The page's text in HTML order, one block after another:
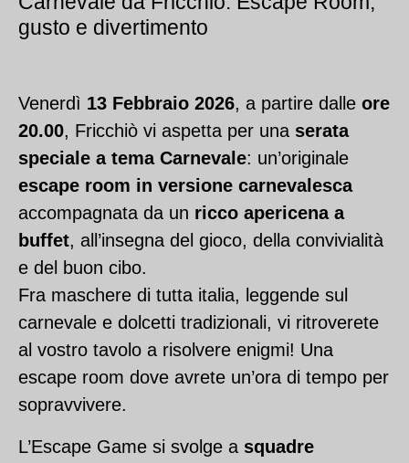
gusto e divertimento
Venerdì 13 Febbraio 2026, a partire dalle ore
20.00, Fricchiò vi aspetta per una serata
speciale a tema Carnevale: un’originale
escape room in versione carnevalesca
accompagnata da un ricco apericena a
buffet, all’insegna del gioco, della convivialità
e del buon cibo.
Fra maschere di tutta italia, leggende sul
carnevale e dolcetti tradizionali, vi ritroverete
al vostro tavolo a risolvere enigmi! Una
escape room dove avrete un’ora di tempo per
sopravvivere.
L’Escape Game si svolge a squadre